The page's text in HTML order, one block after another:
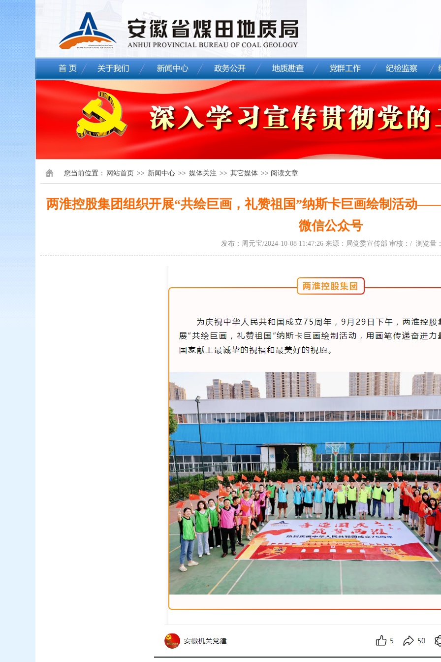
您当前位置： 网站首页 >> 新闻中心 >> 媒体关注 >> 其它媒体 >> 阅读文章
两淮控股集团组织开展“共绘巨画，礼赞祖国”纳斯卡巨画绘制活动
微信公众号
发布：周元宝/2024-10-08 11:47:26 来源：局党委宣传部 审核：/ 浏览量